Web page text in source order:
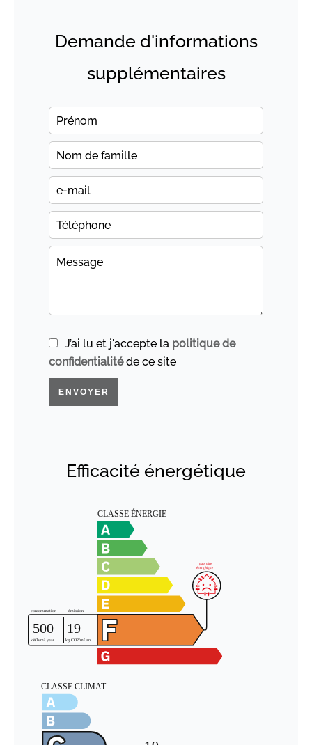
Demande d'informations
supplémentaires
J’ai lu et j'accepte la politique de
confidentialitéde ce site
ENVOYER
Efficacité énergétique